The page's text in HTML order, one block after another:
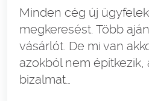
Minden cég új
megkeresést. Több
vásárlót. De mi van
azokból nem építkezik,
bizalmat…